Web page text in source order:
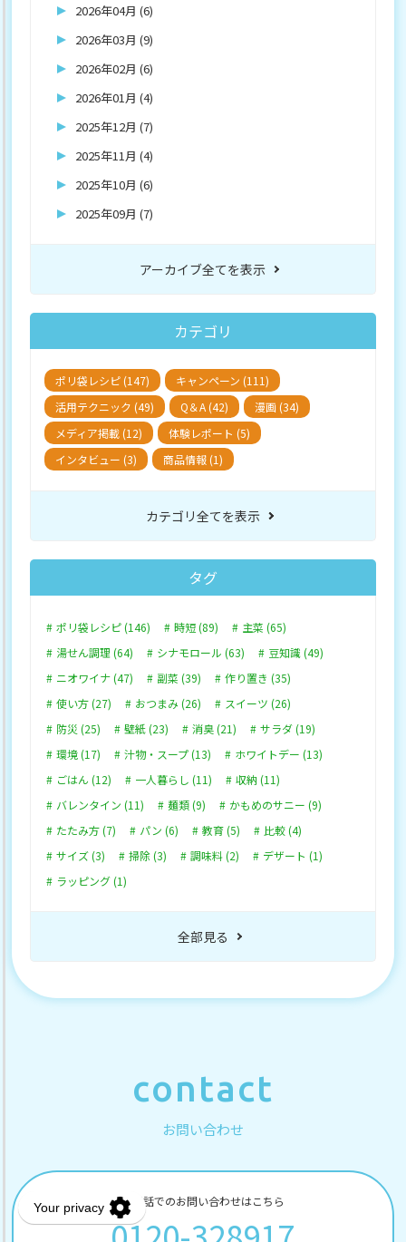
2026年04月 (6)
2026年03月 (9)
2026年02月 (6)
2026年01月 (4)
2025年12月 (7)
2025年11月 (4)
2025年10月 (6)
2025年09月 (7)
アーカイブ全てを表示
カテゴリ
ポリ袋レシピ (147)
キャンペーン (111)
活用テクニック (49)
Q＆A (42)
漫画 (34)
メディア掲載 (12)
体験レポート (5)
インタビュー (3)
商品情報 (1)
カテゴリ全てを表示
タグ
ポリ袋レシピ (146) 時短 (89)
主菜 (65)
湯せん調理 (64)
シナモロール (63)
豆知識 (49)
ニオワイナ (47)
副菜 (39)
作り置き (35)
使い方 (27)
おつまみ (26)
スイーツ (26)
防災 (25)
壁紙 (23) 消臭 (21)
サラダ (19)
環境 (17)
汁物・スープ (13)
ホワイトデー (13)
ごはん (12)
一人暮らし (11)
収納 (11)
バレンタイン (11)
麺類 (9)
かもめのサニー (9)
たたみ方 (7)
パン (6) 教育 (5)
比較 (4)
サイズ (3)
掃除 (3) 調味料 (2)
デザート (1)
ラッピング (1)
全部見る
contact
お問い合わせ
お電話でのお問い合わせはこちら